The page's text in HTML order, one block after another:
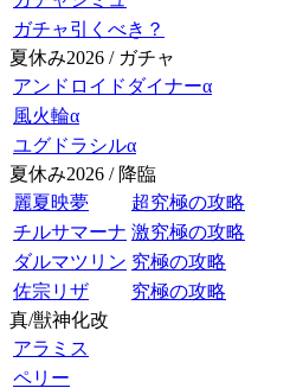
ガチャ引くべき？
夏休み2026 / ガチャ
アンドロイドダイナーα
風火輪α
ユグドラシルα
夏休み2026 / 降臨
麗夏映夢
超究極の攻略
チルサマーナ 激究極の攻略
ダルマツリン 究極の攻略
佐宗リザ
究極の攻略
真/獣神化改
アラミス
ペリー